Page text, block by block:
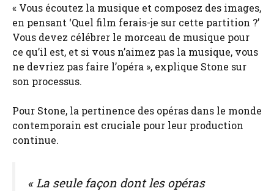
« Vous écoutez la musique et composez des images,
en pensant ‘Quel film ferais-je sur cette partition ?’
Vous devez célébrer le morceau de musique pour
ce qu’il est, et si vous n’aimez pas la musique, vous
ne devriez pas faire l’opéra », explique Stone sur
son processus.
Pour Stone, la pertinence des opéras dans le monde
contemporain est cruciale pour leur production
continue.
« La seule façon dont les opéras